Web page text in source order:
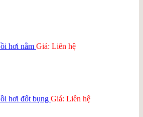
hơi nằm Giá: Liên hệ
hơi đốt bụng Giá: Liên hệ